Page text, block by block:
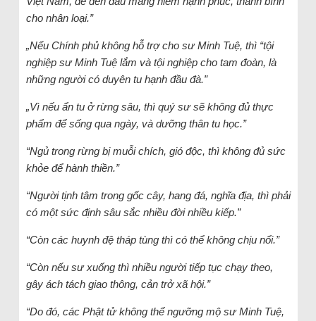
cho nhân loại.”
„Nếu Chính phủ không hỗ trợ cho sư Minh Tuệ, thì “tội
nghiệp sư Minh Tuệ lắm và tội nghiệp cho tam đoàn, là
những người có duyên tu hạnh đầu đà.”
„Vì nếu ẩn tu ở rừng sâu, thì quý sư sẽ không đủ thực
phẩm để sống qua ngày, và dưỡng thân tu học.”
“Ngủ trong rừng bị muỗi chích, gió độc, thì không đủ sức
khỏe để hành thiền.”
“Người tịnh tâm trong gốc cây, hang đá, nghĩa địa, thì phải
có một sức định sâu sắc nhiều đời nhiều kiếp.”
“Còn các huynh đệ tháp tùng thì có thể không chịu nổi.”
“Còn nếu sư xuống thì nhiều người tiếp tục chạy theo,
gây ách tách giao thông, cản trở xã hội.”
“Do đó, các Phật tử không thể ngưỡng mộ sư Minh Tuệ,